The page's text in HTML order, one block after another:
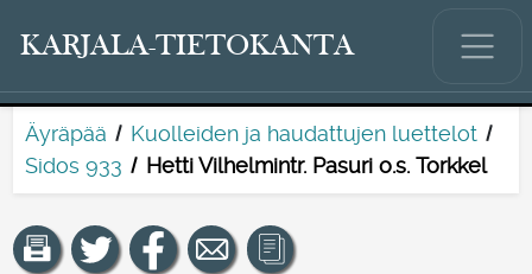
KARJALA-TIETOKANTA
Äyräpää
Kuolleiden ja haudattujen luettelot
Sidos 933
Hetti Vilhelmintr. Pasuri o.s. Torkkel